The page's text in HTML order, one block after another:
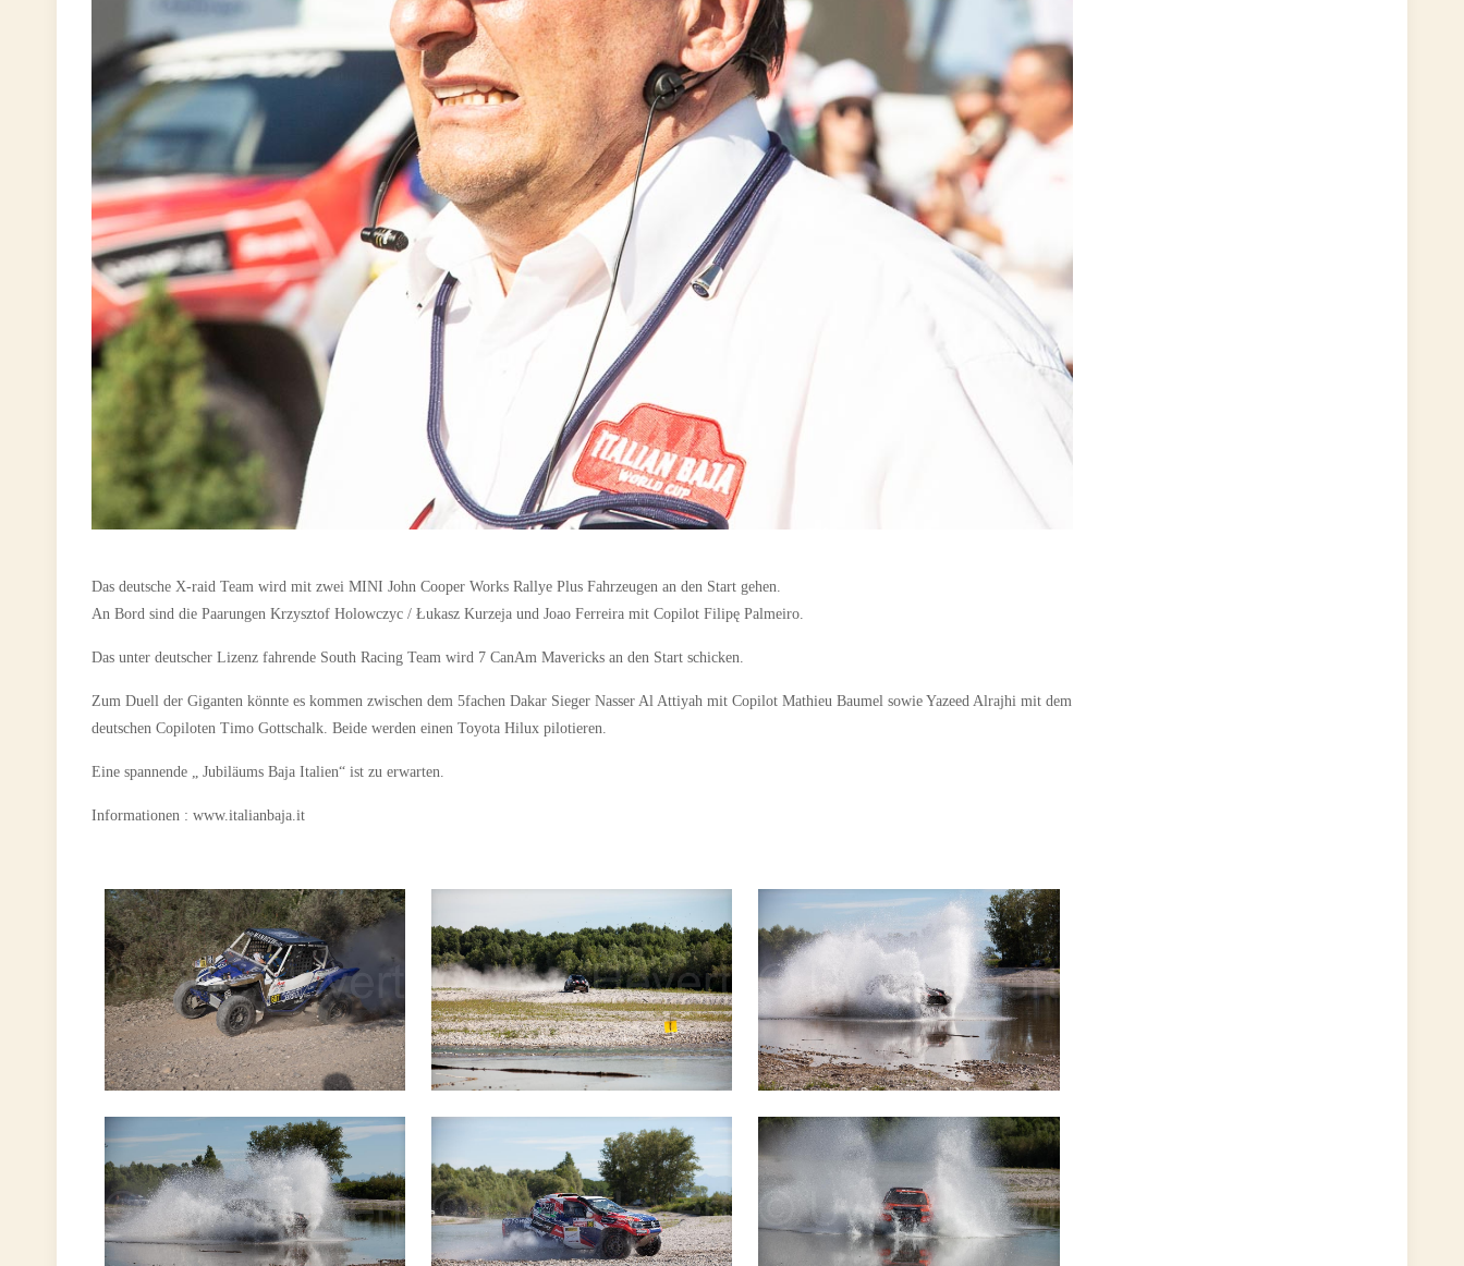
Das deutsche X-raid Team wird mit zwei MINI John Cooper Works Rallye Plus Fahrzeugen an den Start gehen.
An Bord sind die Paarungen Krzysztof Holowczyc / Łukasz Kurzeja und Joao Ferreira mit Copilot Filipę Palmeiro.
Das unter deutscher Lizenz fahrende South Racing Team wird 7 CanAm Mavericks an den Start schicken.
Zum Duell der Giganten könnte es kommen zwischen dem 5fachen Dakar Sieger Nasser Al Attiyah mit Copilot Mathieu Baumel sowie Yazeed Alrajhi mit dem
deutschen Copiloten Timo Gottschalk. Beide werden einen Toyota Hilux pilotieren.
Eine spannende „ Jubiläums Baja Italien“ ist zu erwarten.
Informationen : www.italianbaja.it